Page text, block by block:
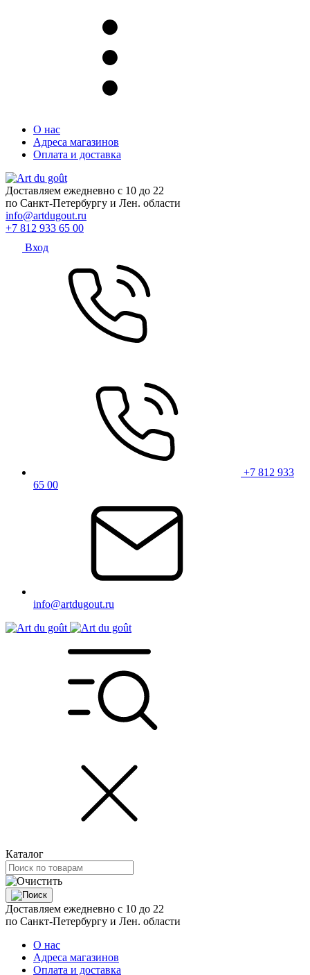
О нас
Адреса магазинов
Оплата и доставка
Доставляем ежедневно с 10 до 22
по Санкт-Петербургу и Лен. области
info@artdugout.ru
+7 812 933 65 00
Вход
+7 812 933
65 00
info@artdugout.ru
Каталог
Доставляем ежедневно с 10 до 22
по Санкт-Петербургу и Лен. области
О нас
Адреса магазинов
Оплата и доставка